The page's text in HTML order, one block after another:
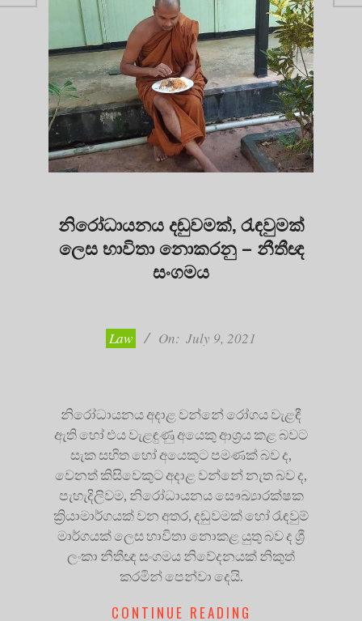
නිරෝධායනය දඬුවමක්, රැඳවුමක්
ලෙස භාවිතා නොකරනු – නීතීඥ
සංගමය
Law On: July 9, 2021
නිරෝධායනය අදාළ වන්නේ රෝගය වැළඳී
ඇති හෝ එය වැළඳුණු අයෙකු ආශ්‍රය කළ බවට
සැක සහිත හෝ අයෙකුට පමණක් බව ද,
වෙනත් කිසිවෙකුට අදාළ වන්නේ නැත බව ද,
පැහැදිලිවම, නිරෝධායනය සෞඛ්‍යාරක්ෂක
ක්‍රියාමාර්ගයක් වන අතර, දඬුවමක් හෝ රැඳවුම්
මාර්ගයක් ලෙස භාවිතා නොකළ යුතු බව ද ශ්‍රී
ලංකා නීතීඥ සංගමය නිවේදනයක් නිකුත්
කරමින් පෙන්වා දෙයි.
CONTINUE READING